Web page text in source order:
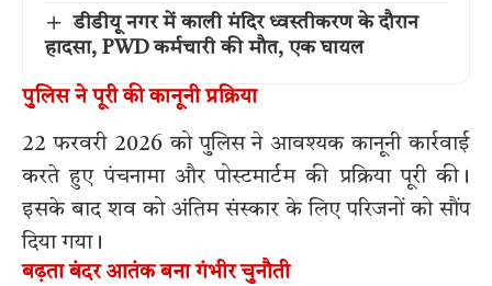
डीडीयू नगर में काली मंदिर ध्वस्तीकरण के दौरान
हादसा, PWD कर्मचारी की मौत, एक घायल
पुलिस ने पूरी की कानूनी प्रक्रिया
22 फरवरी 2026 को पुलिस ने आवश्यक कानूनी कार्रवाई
करते हुए पंचनामा और पोस्टमार्टम की प्रक्रिया पूरी की।
इसके बाद शव को अंतिम संस्कार के लिए परिजनों को सौंप
दिया गया।
बढ़ता बंदर आतंक बना गंभीर चुनौती